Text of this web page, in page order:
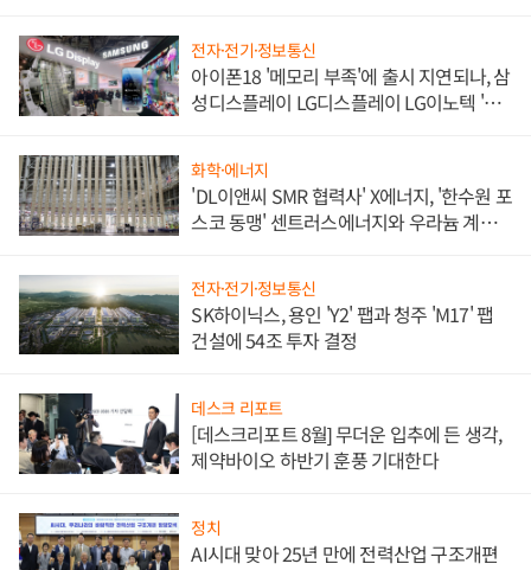
전자·전기·정보통신
아이폰18 '메모리 부족'에 출시 지연되나, 삼
성디스플레이 LG디스플레이 LG이노텍 '탈
화학·에너지
'DL이앤씨 SMR 협력사' X에너지, '한수원 포
스코 동맹' 센트러스에너지와 우라늄 계약
전자·전기·정보통신
SK하이닉스, 용인 'Y2' 팹과 청주 'M17' 팹
건설에 54조 투자 결정
데스크 리포트
[데스크리포트 8월] 무더운 입추에 든 생각,
제약바이오 하반기 훈풍 기대한다
정치
AI시대 맞아 25년 만에 전력산업 구조개편